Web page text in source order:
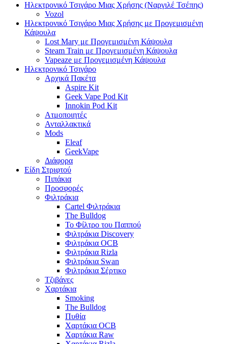
Ηλεκτρονικό Τσιγάρο Μιας Χρήσης (Ναργιλέ Τσέπης)
Vozol
Ηλεκτρονικό Τσιγάρο Μιας Χρήσης με Προγεμισμένη
Κάψουλα
Lost Mary με Προγεμισμένη Κάψουλα
Steam Train με Προγεμισμένη Κάψουλα
Vapeaze με Προγεμισμένη Κάψουλα
Ηλεκτρονικό Τσιγάρο
Αρχικά Πακέτα
Aspire Kit
Geek Vape Pod Kit
Innokin Pod Kit
Ατμοποιητές
Ανταλλακτικά
Mods
Eleaf
GeekVape
Διάφορα
Είδη Στριφτού
Πιπάκια
Προσφορές
Φιλτράκια
Cartel Φιλτράκια
The Bulldog
Το Φίλτρο του Παππού
Φιλτράκια Discovery
Φιλτράκια OCB
Φιλτράκια Rizla
Φιλτράκια Swan
Φιλτράκια Σέρτικο
Τζιβάνες
Χαρτάκια
Smoking
The Bulldog
Πυθία
Χαρτάκια OCB
Χαρτάκια Raw